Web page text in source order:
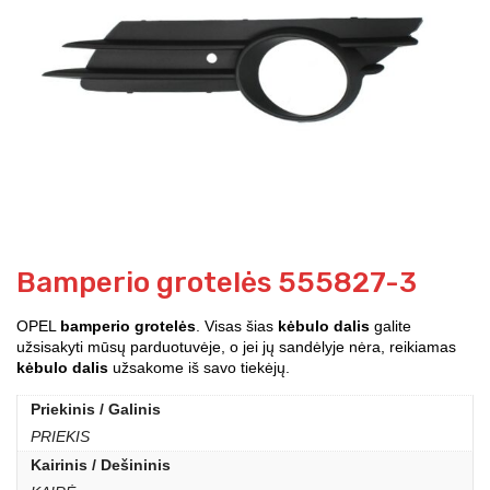
Bamperio grotelės 555827-3
OPEL bamperio grotelės. Visas šias kėbulo dalis galite
užsisakyti mūsų parduotuvėje, o jei jų sandėlyje nėra, reikiamas
kėbulo dalis užsakome iš savo tiekėjų.
Priekinis / Galinis
PRIEKIS
Kairinis / Dešininis